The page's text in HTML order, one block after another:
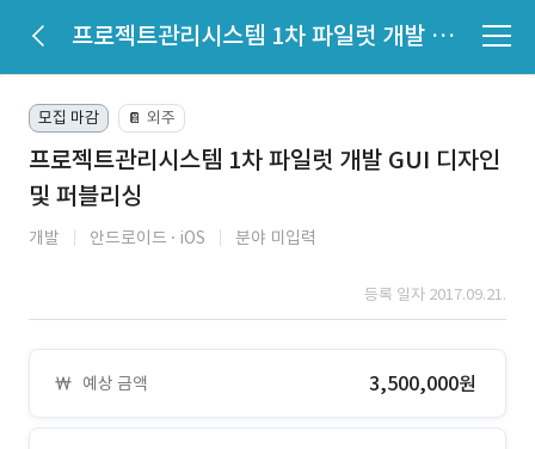
프로젝트관리시스템 1차 파일럿 개발 GUI 디자인 및 퍼블리싱
모집 마감 📔 외주
프로젝트관리시스템 1차 파일럿 개발 GUI 디자인
및 퍼블리싱
개발 안드로이드 iOS 분야 미입력
등록 일자 2017.09.21.
예상 금액 3,500,000원